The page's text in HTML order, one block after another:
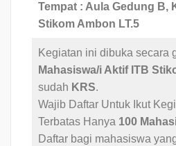
Tempat : Aula Gedung B,
Stikom Ambon LT.5
Kegiatan ini dibuka secara
Mahasiswa/i Aktif ITB
sudah KRS.
Wajib Daftar Untuk Ikut
Terbatas Hanya 100
Daftar bagi mahasiswa